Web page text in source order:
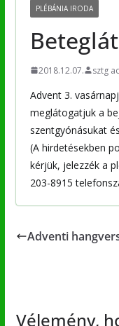
PLÉBÁNIA IRODA
2018.12.07. sztg
Advent 3.
meglátogatjuk a
szentgyónásukat
(A hirdetésekben
kérjük, jelezzék a
203-8915
Adventi
Vélemény,